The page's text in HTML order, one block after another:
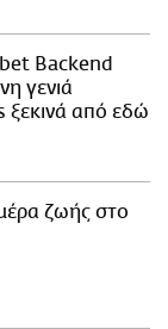
Backend
γενιά
από εδώ
ζωής στο